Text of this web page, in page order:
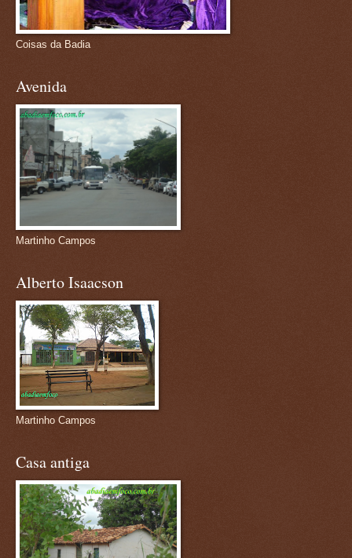
Coisas da Badia
Avenida
Martinho Campos
Alberto Isaacson
Martinho Campos
Casa antiga